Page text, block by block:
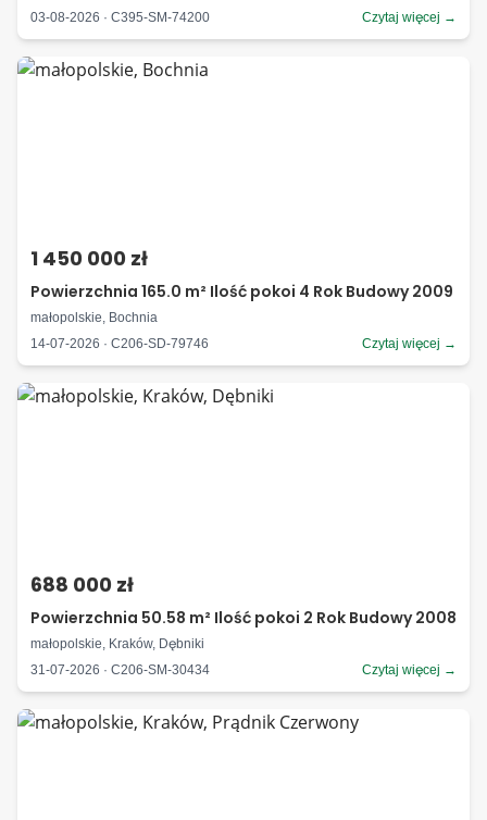
03-08-2026 · C395-SM-74200
Czytaj więcej →
1 450 000 zł
Powierzchnia 165.0 m² Ilość pokoi 4 Rok Budowy 2009
małopolskie, Bochnia
14-07-2026 · C206-SD-79746
Czytaj więcej →
688 000 zł
Powierzchnia 50.58 m² Ilość pokoi 2 Rok Budowy 2008
małopolskie, Kraków, Dębniki
31-07-2026 · C206-SM-30434
Czytaj więcej →